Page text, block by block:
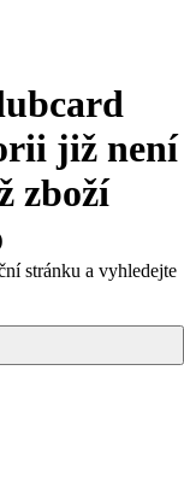
již není
zboží
stránku a vyhledejte